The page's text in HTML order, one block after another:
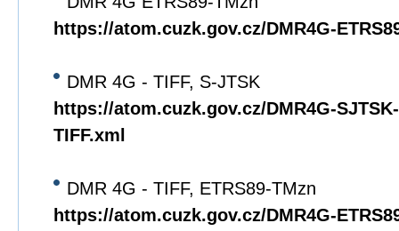
https://atom.cuzk.gov.cz/DMR4G-
DMR 4G - TIFF, S-JTSK
https://atom.cuzk.gov.cz/DMR4G-
TIFF.xml
DMR 4G - TIFF, ETRS89-TMzn
https://atom.cuzk.gov.cz/DMR4G-